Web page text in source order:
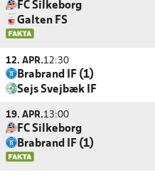
FC Silkeborg
Galten FS
12. APR.12:30
Brabrand IF (1)
Sejs Svejbæk IF
19. APR.13:00
FC Silkeborg
Brabrand IF (1)